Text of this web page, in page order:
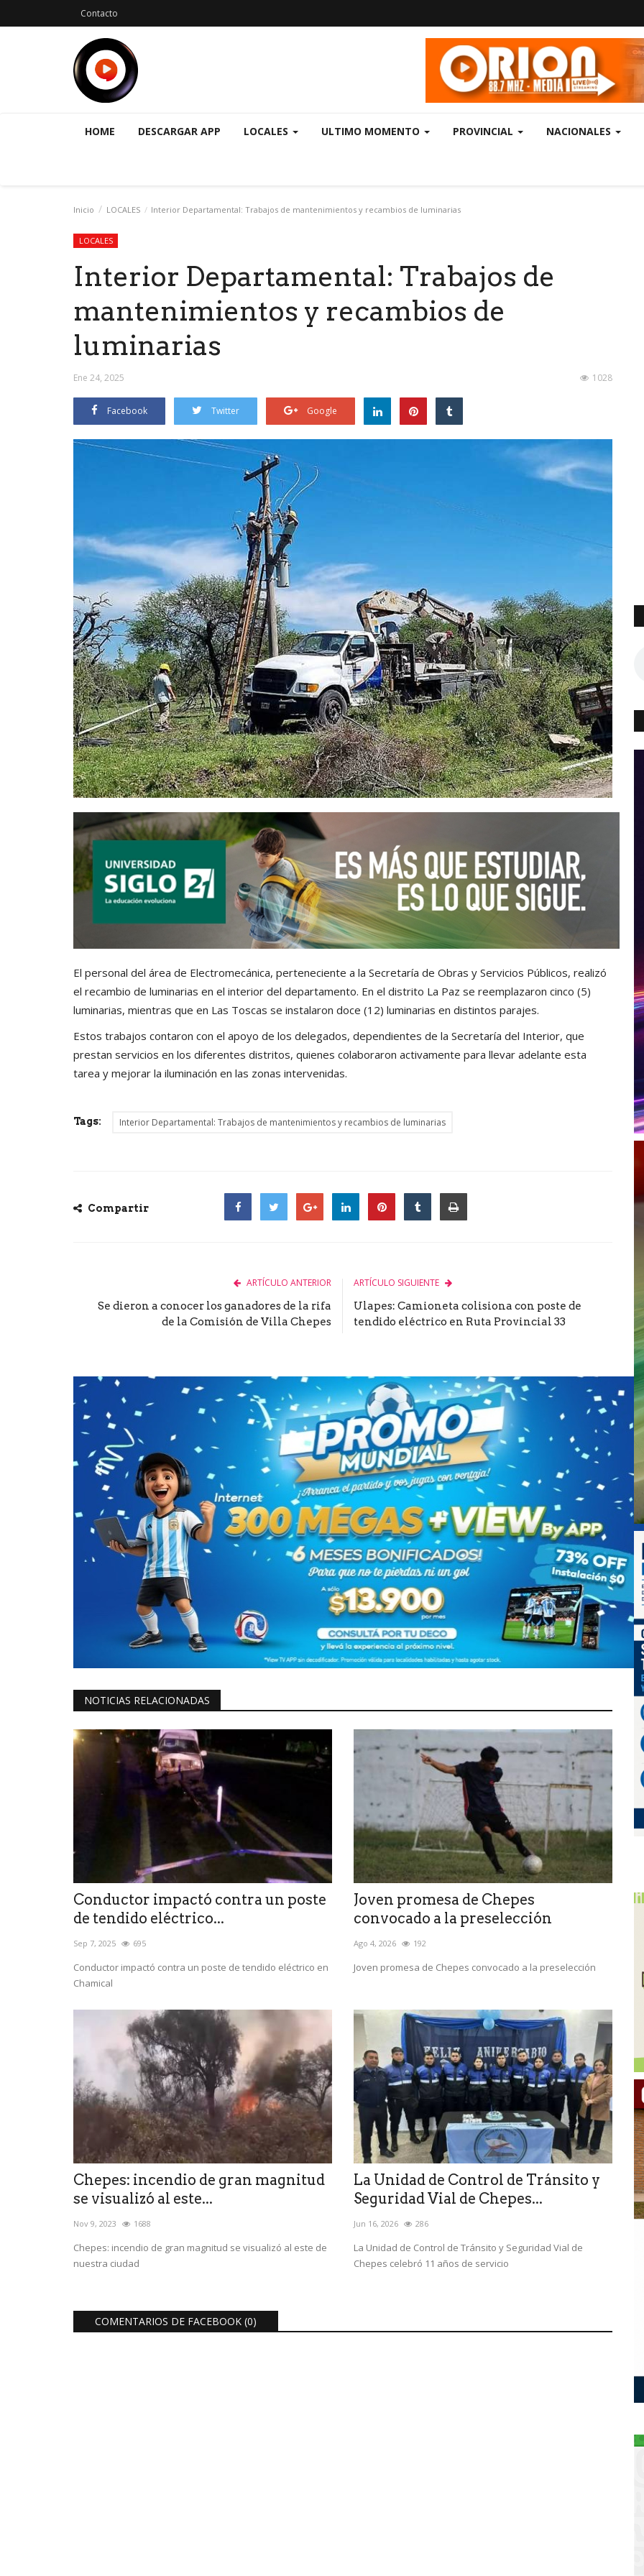
Contacto
HOME DESCARGAR APP LOCALES ULTIMO MOMENTO PROVINCIAL NACIONALES
Inicio LOCALES Interior Departamental: Trabajos de mantenimientos y recambios de luminarias
LOCALES
Interior Departamental: Trabajos de
mantenimientos y recambios de
luminarias
Ene 24, 2025 1028
Facebook Twitter Google
El personal del área de Electromecánica, perteneciente a la Secretaría de Obras y Servicios Públicos, realizó
el recambio de luminarias en el interior del departamento. En el distrito La Paz se reemplazaron cinco (5)
luminarias, mientras que en Las Toscas se instalaron doce (12) luminarias en distintos parajes.
Estos trabajos contaron con el apoyo de los delegados, dependientes de la Secretaría del Interior, que
prestan servicios en los diferentes distritos, quienes colaboraron activamente para llevar adelante esta
tarea y mejorar la iluminación en las zonas intervenidas.
Tags: Interior Departamental: Trabajos de mantenimientos y recambios de luminarias
Compartir
ARTÍCULO ANTERIOR
Se dieron a conocer los ganadores de la rifa
de la Comisión de Villa Chepes
ARTÍCULO SIGUIENTE
Ulapes: Camioneta colisiona con poste de
tendido eléctrico en Ruta Provincial 33
NOTICIAS RELACIONADAS
Conductor impactó contra un poste
de tendido eléctrico...
Sep 7, 2025 695
Conductor impactó contra un poste de tendido eléctrico en
Chamical
Joven promesa de Chepes
convocado a la preselección
Ago 4, 2026 192
Joven promesa de Chepes convocado a la preselección
Chepes: incendio de gran magnitud
se visualizó al este...
Nov 9, 2023 1688
Chepes: incendio de gran magnitud se visualizó al este de
nuestra ciudad
La Unidad de Control de Tránsito y
Seguridad Vial de Chepes...
Jun 16, 2026 286
La Unidad de Control de Tránsito y Seguridad Vial de
Chepes celebró 11 años de servicio
COMENTARIOS DE FACEBOOK (0)